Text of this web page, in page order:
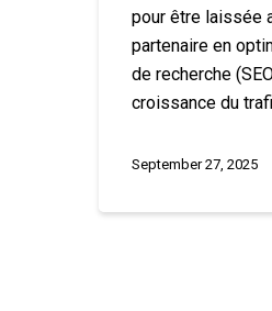
pour être laissée
partenaire en
de recherche
croissance du
September 27, 2025